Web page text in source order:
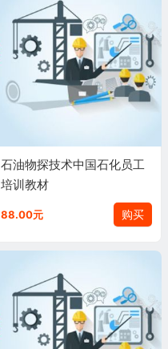
石油物探技术中国石化员工
培训教材
88.00元 购买